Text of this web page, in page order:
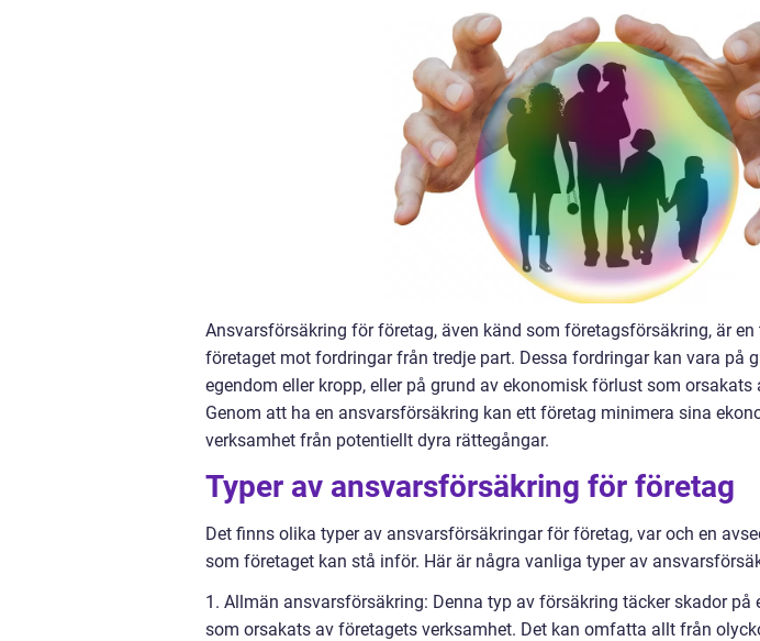
Ansvarsförsäkring för företag, även känd som företagsförsäkring, är
företaget mot fordringar från tredje part. Dessa fordringar kan vara på
egendom eller kropp, eller på grund av ekonomisk förlust som orsakats
Genom att ha en ansvarsförsäkring kan ett företag minimera sina
verksamhet från potentiellt dyra rättegångar.
Typer av ansvarsförsäkring för företag
Det finns olika typer av ansvarsförsäkringar för företag, var och en
som företaget kan stå inför. Här är några vanliga typer av
1. Allmän ansvarsförsäkring: Denna typ av försäkring täcker skador på
som orsakats av företagets verksamhet. Det kan omfatta allt från